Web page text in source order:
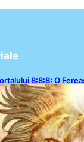
8:8:8: O
Transformări în